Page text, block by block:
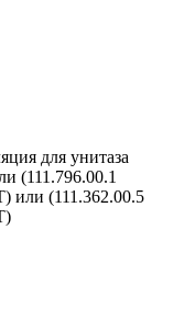
для унитаза
(111.796.00.1
или (111.362.00.5